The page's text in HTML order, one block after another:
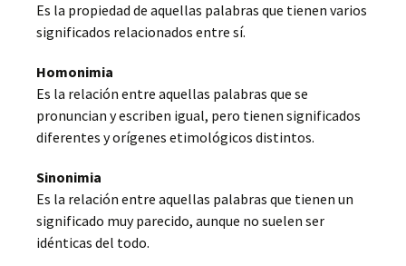
Es la propiedad de aquellas palabras que tienen varios
significados relacionados entre sí.
Homonimia
Es la relación entre aquellas palabras que se
pronuncian y escriben igual, pero tienen significados
diferentes y orígenes etimológicos distintos.
Sinonimia
Es la relación entre aquellas palabras que tienen un
significado muy parecido, aunque no suelen ser
idénticas del todo.